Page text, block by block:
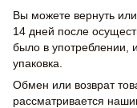
Вы можете вернуть
14 дней после
было в употреблении,
упаковка.
Обмен или возврат
рассматривается